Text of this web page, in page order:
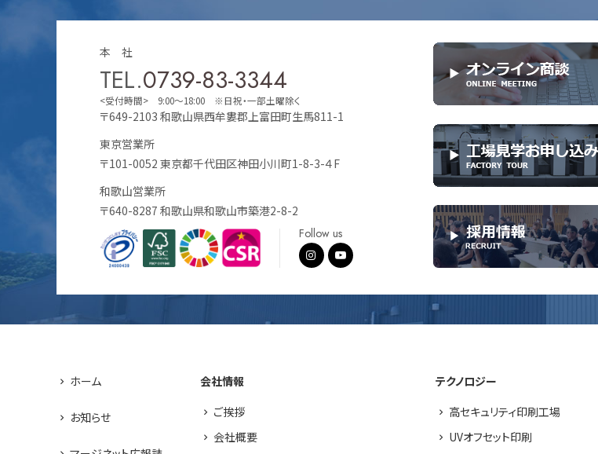
本 社
TEL.0739-83-3344
<受付時間> 9:00～18:00 ※日祝・一部土曜除く
〒649-2103 和歌山県西牟婁郡上富田町生馬811-1
東京営業所
〒101-0052 東京都千代田区神田小川町1-8-3-４F
和歌山営業所
〒640-8287 和歌山県和歌山市築港2-8-2
Follow us
ホーム
お知らせ
会社情報
ご挨拶
会社概要
テクノロジー
高セキュリティ印刷工場
UVオフセット印刷